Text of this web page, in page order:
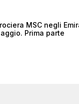
MSC negli
Prima parte